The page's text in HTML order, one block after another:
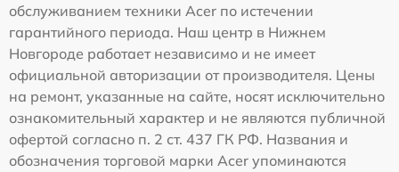
обслуживанием техники Acer по истечении
гарантийного периода. Наш центр в Нижнем
Новгороде работает независимо и не имеет
официальной авторизации от производителя. Цены
на ремонт, указанные на сайте, носят исключительно
ознакомительный характер и не являются публичной
офертой согласно п. 2 ст. 437 ГК РФ. Названия и
обозначения торговой марки Acer упоминаются